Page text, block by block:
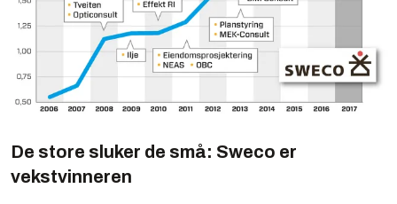
De store sluker de små: Sweco er
vekstvinneren